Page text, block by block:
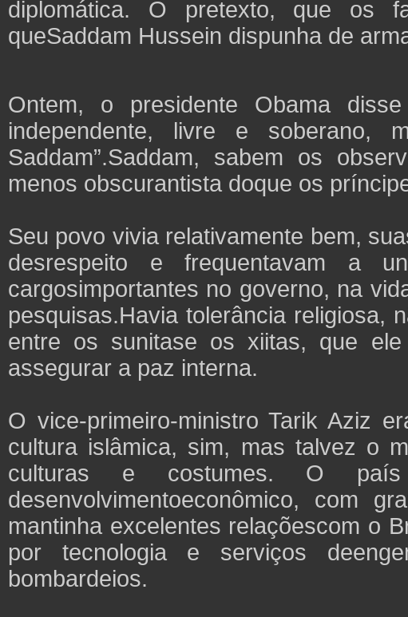
diplomática. O pretexto, que os
queSaddam Hussein dispunha de
Ontem, o presidente Obama
independente, livre e soberano,
Saddam”.Saddam, sabem os
menos obscurantista doque os
Seu povo vivia relativamente bem,
desrespeito e frequentavam a
cargosimportantes no governo, na
pesquisas.Havia tolerância religiosa,
entre os sunitase os xiitas, que
assegurar a paz interna.
O vice-primeiro-ministro Tarik Aziz
cultura islâmica, sim, mas talvez o
culturas e costumes. O
desenvolvimentoeconômico, com
mantinha excelentes relaçõescom o
por tecnologia e serviços
bombardeios.